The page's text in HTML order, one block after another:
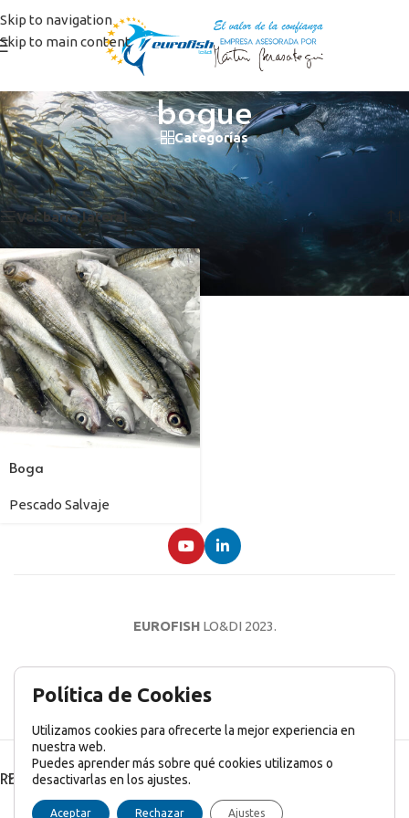
Skip to navigation
Skip to main content
bogue
Categorías
Inicio/Productos etiquetados “bogue”
Mostrando el único resultado
Ver barra lateral
Boga
Pescado Salvaje
EUROFISHLO&DI 2023.
AVISO LEGAL POLÍTICA DE PRIVACIDAD
RECENT POSTS
Política de Cookies
Utilizamos cookies para ofrecerte la mejor experiencia en
nuestra web.
Puedes aprender más sobre qué cookies utilizamos o
desactivarlas en los ajustes.
Aceptar Rechazar Ajustes
English Inglés) Français(Francés